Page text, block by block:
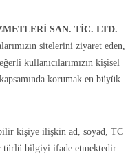
SAN. TİC. LTD.
sitelerini ziyaret eden,
kullanıcılarımızın kişisel
korumak en büyük
kişiye ilişkin ad, soyad, TC
bilgiyi ifade etmektedir.